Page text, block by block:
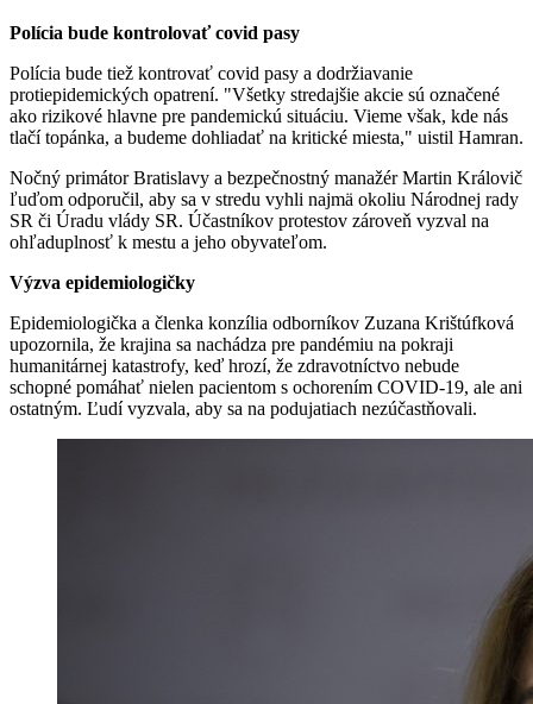
Polícia bude kontrolovať covid pasy
Polícia bude tiež kontrovať covid pasy a dodržiavanie
protiepidemických opatrení. "Všetky stredajšie akcie sú označené
ako rizikové hlavne pre pandemickú situáciu. Vieme však, kde nás
tlačí topánka, a budeme dohliadať na kritické miesta," uistil Hamran.
Nočný primátor Bratislavy a bezpečnostný manažér Martin Královič
ľuďom odporučil, aby sa v stredu vyhli najmä okoliu Národnej rady
SR či Úradu vlády SR. Účastníkov protestov zároveň vyzval na
ohľaduplnosť k mestu a jeho obyvateľom.
Výzva epidemiologičky
Epidemiologička a členka konzília odborníkov Zuzana Krištúfková
upozornila, že krajina sa nachádza pre pandémiu na pokraji
humanitárnej katastrofy, keď hrozí, že zdravotníctvo nebude
schopné pomáhať nielen pacientom s ochorením COVID-19, ale ani
ostatným. Ľudí vyzvala, aby sa na podujatiach nezúčastňovali.